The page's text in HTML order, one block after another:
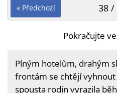
« Předchozí 38 /
Pokračujte
Plným hotelům, drahým
frontám se chtějí vyhnout
spousta rodin vyrazila